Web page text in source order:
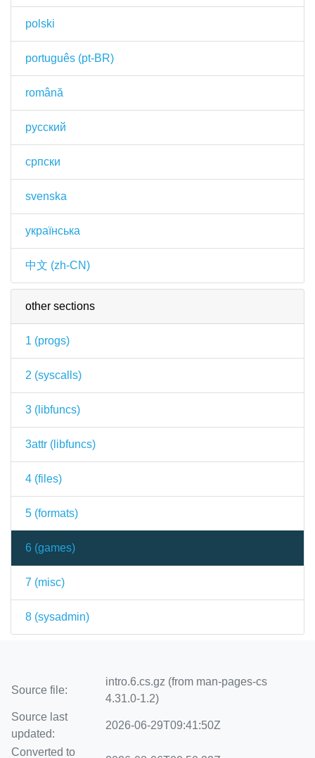
polski
português (pt-BR)
română
русский
српски
svenska
українська
中文 (zh-CN)
other sections
1 (progs)
2 (syscalls)
3 ( libfuncs)
3attr ( libfuncs)
4 (files)
5 (formats)
6 (games)
7 (misc)
8 (sysadmin)
Source file:
intro.6.cs.gz (from man-pages-cs
4.31.0-1.2)
Source last
updated:
2026-06-29T09:41:50Z
Converted to